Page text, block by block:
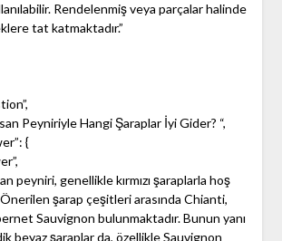
Rendelenmiş veya parçalar halinde
tat katmaktadır.”
Peyniriyle Hangi Şaraplar İyi Gider? “,
{
peyniri, genellikle kırmızı şaraplarla hoş
şarap çeşitleri arasında Chianti,
Sauvignon bulunmaktadır. Bunun yanı
beyaz şaraplar da, özellikle Sauvignon